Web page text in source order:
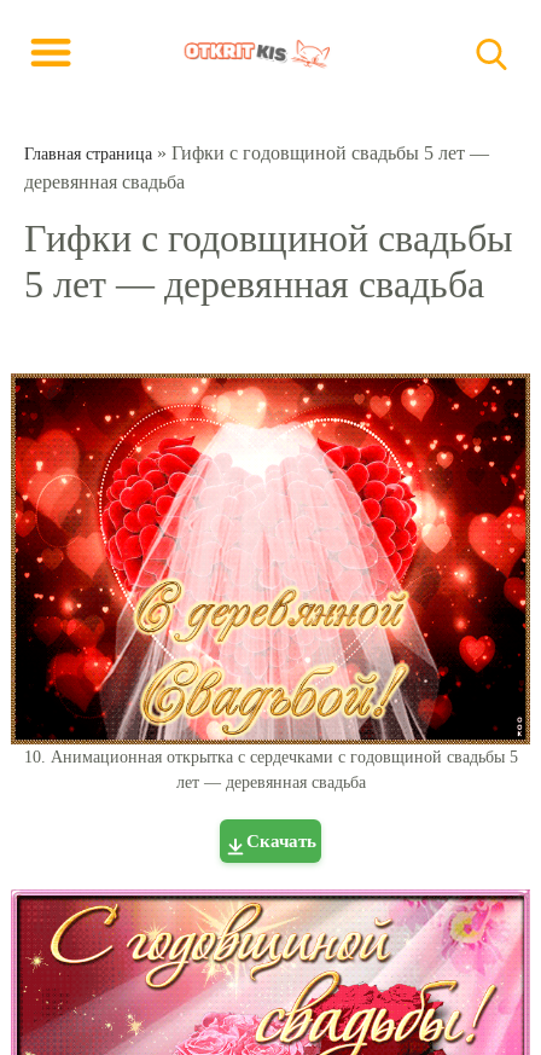
Главная страница » Гифки с годовщиной свадьбы 5 лет —
деревянная свадьба
Гифки с годовщиной свадьбы
5 лет — деревянная свадьба
10. Анимационная открытка с сердечками с годовщиной свадьбы 5
лет — деревянная свадьба
Скачать